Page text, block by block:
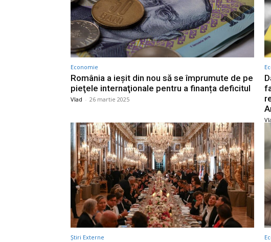
Economie
România a ieşit din nou să se împrumute de pe
pieţele internaţionale pentru a finanța deficitul
Vlad - 26 martie 2025
Știri Externe